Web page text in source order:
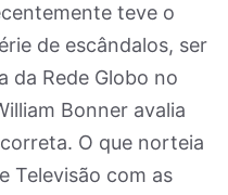
teve o
de escândalos, ser
da Rede Globo no
Bonner avalia
O que norteia
Televisão com as